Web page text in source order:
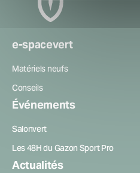
e-spacevert
Matériels neufs
Conseils
Événements
Salonvert
Les 48H du Gazon Sport Pro
Actualités